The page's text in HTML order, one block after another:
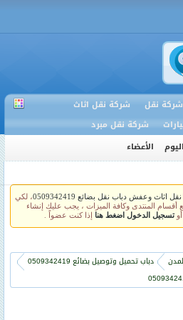
شركة نقل
شركة نقل اثاث
شركة نقل مبرد
الأعضاء
نقل اثاث وعفش دباب نقل بضائع 0509342419
، لكي
المنتدى وكافة الميزات ، يجب عليك إنشاء
أوتسجيل الدخول اضغط هنا إذا كنت عضواً .
دباب تحميل وتوصيل بضائع 0509342419